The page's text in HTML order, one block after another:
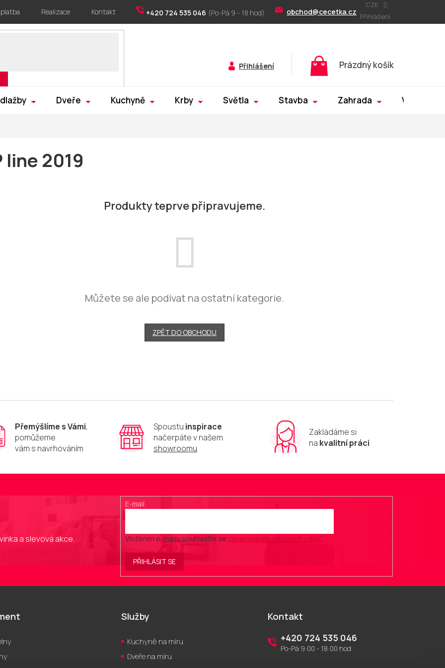
+420 724 535 046 obchod@cecetka.cz
Realizace Kontakt
CZK
Přihlášení
Přihlášení
Nákupní
košík
Prázdný košík
Dveře Kuchyně Krby Světla Stavba Zahrada Výprodej
line 2019
Produkty teprve připravujeme.
Můžete se ale podívat na ostatní kategorie.
ZPĚT DO OBCHODU
Přemýšlíme s Vámi,
pomůžeme
vám s navrhováním
Spoustu inspirace
načerpáte v našem
showroomu
Zakládáme si
na kvalitní práci
a slevová akce.
E-mail
Vložením e-mailu souhlasíte se zpracováním osobních údajů.
PŘIHLÁSIT SE
Služby
Kuchyně na míru
Dveře na míru
Kontakt
+420 724 535 046
Po-Pá 9:00 - 18:00 hod